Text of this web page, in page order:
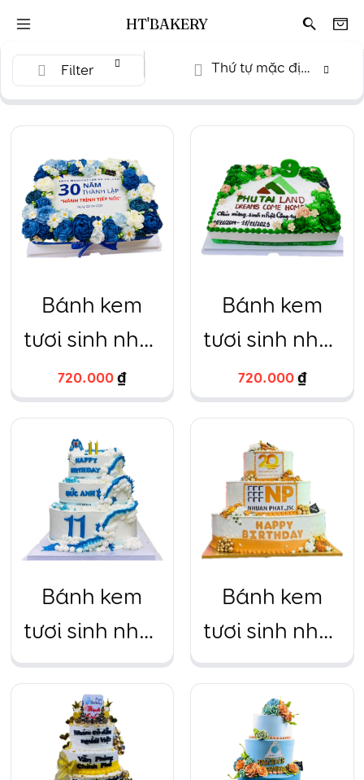
Filter Thứ tự mặc định
Bánh kem
tươi sinh nhật
công ty sự
kiện trang trí
hoa xanh
biển
720.000₫
Bánh kem
tươi sinh nhật
công ty, sự
kiện hoa xanh
lá cây
720.000₫
Bánh kem
tươi sinh nhật
công ty, sự
kiện siêu to
màu trắng
họa tiết xanh
Bánh kem
tươi sinh nhật
công ty, sự
kiện siêu to
màu trắng
trang trí họa
HT'BAKERY